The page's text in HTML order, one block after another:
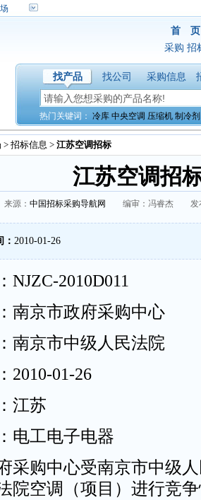
首 页
采购 招
找产品 找公司 采购信息
热门关键词： 冷库 中央空调 压缩机 制冷剂
> 招标信息 > 江苏空调招标
江苏空调招
来源： 中国招标采购导航网 编审：冯睿杰 发布
2010-01-26
2010D011
南京市政府采购中心
南京市中级人民法院
01-26
江苏
电工电子电器
采购中心受南京市中级
院空调（项目）进行竞